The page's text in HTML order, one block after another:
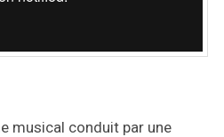
musical conduit par une